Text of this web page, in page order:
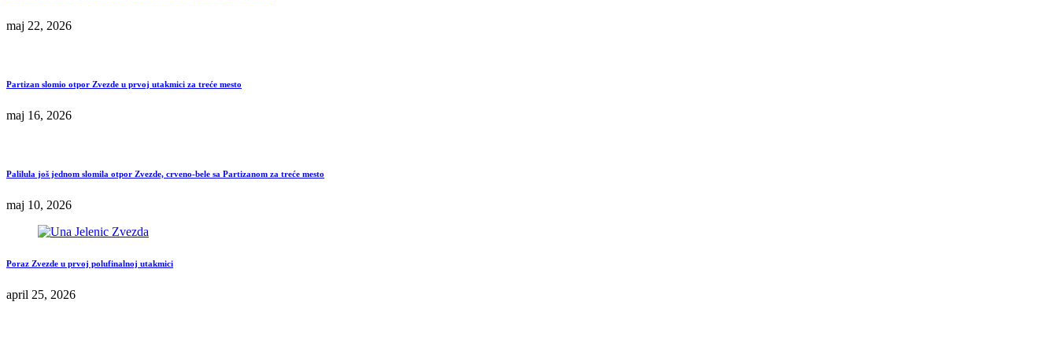
maj 22, 2026
Partizan slomio otpor Zvezde u prvoj utakmici za treće mesto
maj 16, 2026
Palilula još jednom slomila otpor Zvezde, crveno-bele sa Partizanom za treće mesto
maj 10, 2026
Poraz Zvezde u prvoj polufinalnoj utakmici
april 25, 2026